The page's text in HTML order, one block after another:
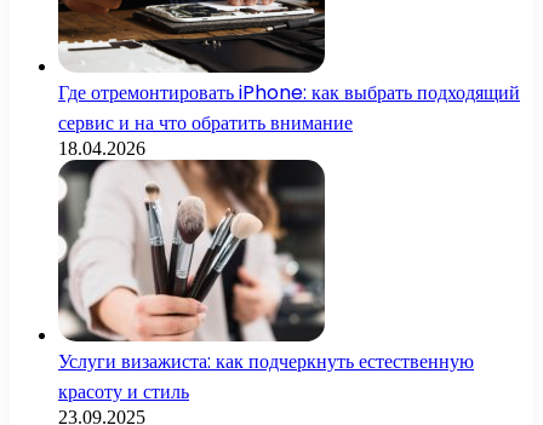
Где отремонтировать iPhone: как выбрать подходящий
сервис и на что обратить внимание
18.04.2026
Услуги визажиста: как подчеркнуть естественную
красоту и стиль
23.09.2025